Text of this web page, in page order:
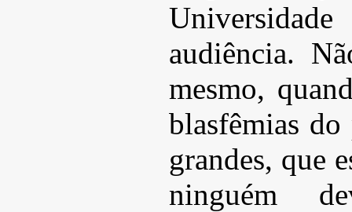
audiência.
mesmo,
blasfêmias
grandes, que
ninguém